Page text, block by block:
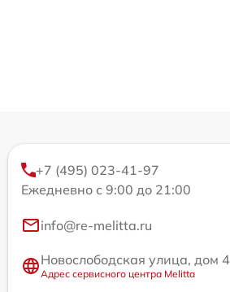
+7 (495) 023-41-97
Ежедневно с 9:00 до 21:00
info@re-melitta.ru
Новослободская улица, дом 4
Адрес сервисного центра Melitta